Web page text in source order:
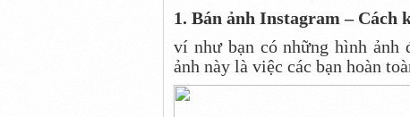
1. Bán ảnh Instagram –
ví như bạn có những hình ảnh
ảnh này là việc các bạn hoàn